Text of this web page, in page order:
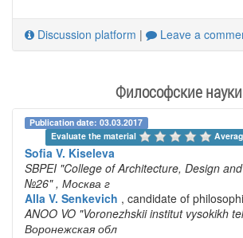
Discussion platform | Leave a
Философские науки
Publication date: 03.03.2017
Evaluate the material
Sofia V. Kiseleva
SBPEI "College of Architecture, Design
№26" , Москва г
Alla V. Senkevich , candidate of
ANOO VO "Voronezhskii institut vysokikh
Воронежская обл